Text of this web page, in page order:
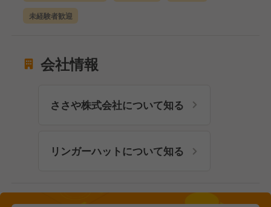
未経験者歓迎
会社情報
ささや株式会社について知る
リンガーハットについて知る